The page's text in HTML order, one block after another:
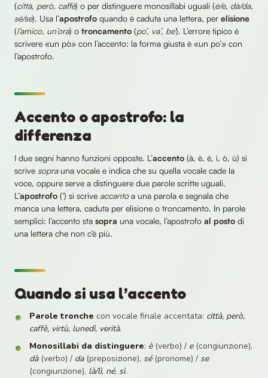
(città, però, caffè) o per distinguere monosillabi uguali (è/e, dà/da,
sé/se). Usa l’apostrofo quando è caduta una lettera, per elisione
(l’amico, un’ora) o troncamento (po’, va’, be’). L’errore tipico è
scrivere «un pò» con l’accento: la forma giusta è «un po’» con
l’apostrofo.
Accento o apostrofo: la
differenza
I due segni hanno funzioni opposte. L’accento (à, è, é, ì, ò, ù) si
scrive soprauna vocale e indica che su quella vocale cade la
voce, oppure serve a distinguere due parole scritte uguali.
L’apostrofo (‘) si scrive accantoa una parola e segnala che
manca una lettera, caduta per elisione o troncamento. In parole
semplici: l’accento sta sopra una vocale, l’apostrofo al posto di
una lettera che non c’è più.
Quando si usa l’accento
Parole tronche con vocale finale accentata: città, però,
caffè, virtù, lunedì, verità.
Monosillabi da distinguere: è(verbo) / e(congiunzione),
dà(verbo) / da(preposizione), sé(pronome) / se
(congiunzione), là/lì, né, sì.